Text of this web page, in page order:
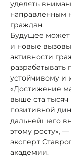
уделять
направленным
граждан.
Будущее может
и новые
активности
устойчивому и
«Достижение
выше ста тысяч
позитивной
дальнейшего
этому росту», —
эксперт
академии.